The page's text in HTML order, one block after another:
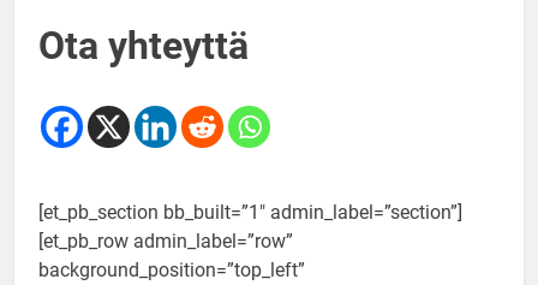
Ota yhteyttä
[et_pb_section bb_built=”1″ admin_label=”section”]
[et_pb_row admin_label=”row”
background_position=”top_left”